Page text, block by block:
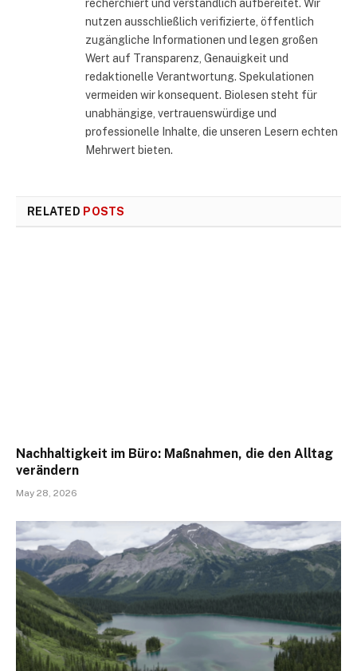
recherchiert und verständlich aufbereitet. Wir
nutzen ausschließlich verifizierte, öffentlich
zugängliche Informationen und legen großen
Wert auf Transparenz, Genauigkeit und
redaktionelle Verantwortung. Spekulationen
vermeiden wir konsequent. Biolesen steht für
unabhängige, vertrauenswürdige und
professionelle Inhalte, die unseren Lesern echten
Mehrwert bieten.
RELATED POSTS
Nachhaltigkeit im Büro: Maßnahmen, die den Alltag
verändern
May 28, 2026